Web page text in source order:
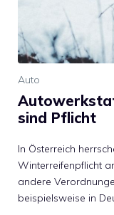
Auto
sind Pflicht
In Österreich
Winterreifenpflicht
andere
beispielsweise in